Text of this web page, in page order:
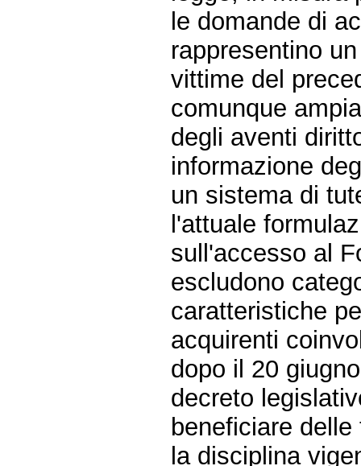
le domande di
rappresentino
vittime del
comunque
degli aventi
informazione
un sistema di
l'attuale
sull'accesso al
escludono
caratteristiche
acquirenti
dopo il 20
decreto
beneficiare
la disciplina